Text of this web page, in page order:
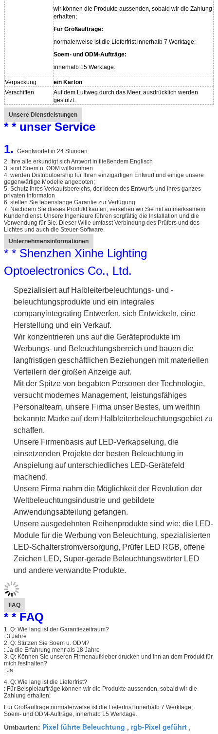
wir können die Produkte aussenden, sobald wir die Zahlung
erhalten;
Für Großaufträge:
normalerweise ist die Lieferfrist innerhalb 7 Werktage;
Soem- und ODM-Aufträge:
innerhalb 15 Werktage.
Verpackung
ein Karton
Verschiffen
Auf dem Luftweg durch das Meer, ausdrücklich werden
gestützt.
Unsere Dienstleistungen
* * unser Service
1.
Geantwortet in 24 Stunden
2. Ihre alle erkundigt sich Antwort in fließendem Englisch
3. sind Soem u. ODM willkommen
4. werden Distributoership für Ihren einzigartigen Entwurf und einige unsere
gegenwärtige Modelle angeboten;
5. Schutz Ihres Verkaufsbereichs, der Ideen des Entwurfs und Ihres ganzes
privaten informaton
6. stellen Sie lebenslange Garantie zur Verfügung
7. Nachdem Sie dieses Produkt kaufen, versehen wir Sie mit aufmerksamem
Kundendienst. Unsere Ingenieure führen sorgfältig die Installation und die
Verwendung für Sie. Dieser Wille umfasst Verbindung des Prüfers und des
Lichtes und auch die Steuer-Software.
Unternehmensinformationen
* * Shenzhen Xinhe Lighting
Optoelectronics Co., Ltd.
Spezialisiert auf Halbleiterbeleuchtungs- und -
beleuchtungsprodukte und ein integrales
companyintegrating Entwerfen, sich Entwickeln, eine
Herstellung und ein Verkauf.
Wir konzentrieren uns auf die Geräteprodukte im
Werbungs- und Beleuchtungsbereich und bauen die
langfristigen geschäftlichen Beziehungen mit materiellen
Verteilern der großen Anzeige auf.
Mit der Spitze von begabten Personen der Technologie,
versucht modernes Management, leistungsfähiges
Personalteam, unsere Firma unser Bestes, um weithin
bekannte Marke auf dem Halbleiterbeleuchtungsgebiet zu
schaffen.
Unsere Firmenbasis auf LED-Verkapselung, die
einsetzenden Projekte der besten Beleuchtung in
Anspielung auf unterschiedliches LED-Gerätefeld
machend.
Unsere Firma nahm die Möglichkeit der Revolution der
Weltbeleuchtungsindustrie und gebildete
Anwendungsabteilung gefangen.
Unsere ausgedehnten Reihenprodukte sind wie: die LED-
Module für die Werbung von Beleuchtung, spezialisierten
LED-Schalterstromversorgung, Prüfer LED RGB, offene
Zeichen LED, Super-gerade Beleuchtungswörter LED
und andere verwandte Produkte.
FAQ
* * FAQ
1. Q: Wie lang ist der Garantiezeitraum?
: 3 Jahre
2. Q: Stützen Sie Soem u. ODM?
: Ja die Erfahrung mehr als 18 Jahre
3. Q: Können Sie unseren Firmenaufkleber drucken und ihn an dem Produkt für
mich festhalten?
: Ja
4. Q: Wie lang ist die Lieferfrist?
: Für Beispielaufträge können wir die Produkte aussenden, sobald wir die
Zahlung erhalten;
Für Großaufträge normalerweise ist die Lieferfrist innerhalb 7 Werktage;
Soem- und ODM-Aufträge, innerhalb 15 Werktage.
Umbauten: Pixel führte Beleuchtung , rgb-Pixel geführt ,